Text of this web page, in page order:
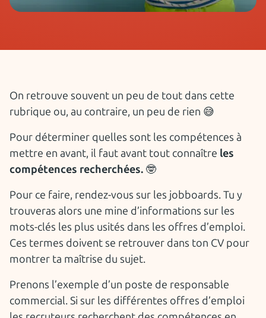
On retrouve souvent un peu de tout dans cette
rubrique ou, au contraire, un peu de rien 😅
Pour déterminer quelles sont les compétences à
mettre en avant, il faut avant tout connaître les
compétences recherchées. 🤓
Pour ce faire, rendez-vous sur les jobboards. Tu y
trouveras alors une mine d’informations sur les
mots-clés les plus usités dans les offres d’emploi.
Ces termes doivent se retrouver dans ton CV pour
montrer ta maîtrise du sujet.
Prenons l’exemple d’un poste de responsable
commercial. Si sur les différentes offres d’emploi